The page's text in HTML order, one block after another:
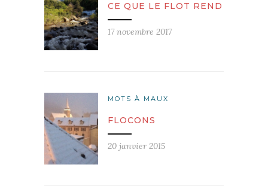
CE QUE LE FLOT REND
17 novembre 2017
MOTS À MAUX
FLOCONS
20 janvier 2015